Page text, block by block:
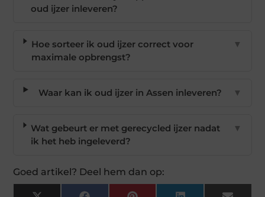
oud ijzer inleveren?
Hoe sorteer ik oud ijzer correct voor
maximale opbrengst?
▼
Waar kan ik oud ijzer in Assen inleveren? ▼
Wat gebeurt er met gerecycled ijzer nadat
ik het heb ingeleverd?
▼
Goed artikel? Deel hem dan op: